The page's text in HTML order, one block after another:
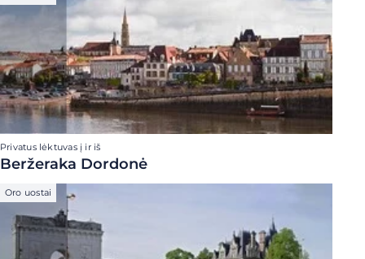
Privatus lėktuvas į ir iš
Beržeraka Dordonė
Oro uostai